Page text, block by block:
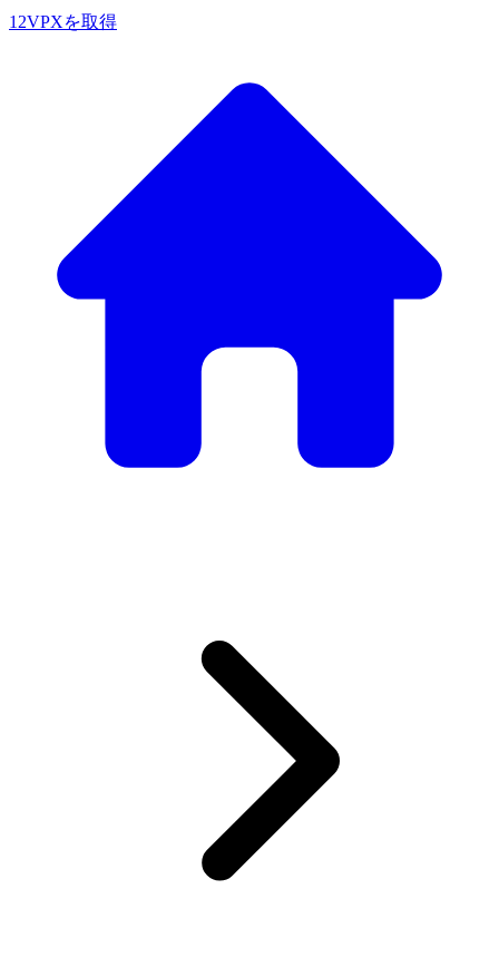
12VPXを取得